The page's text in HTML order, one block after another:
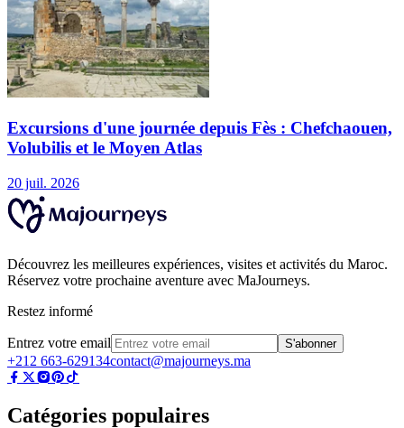
Excursions d'une journée depuis Fès : Chefchaouen,
Volubilis et le Moyen Atlas
20 juil. 2026
Découvrez les meilleures expériences, visites et activités du Maroc.
Réservez votre prochaine aventure avec MaJourneys.
Restez informé
Entrez votre email S'abonner
+212 663-629134contact@majourneys.ma
Catégories populaires